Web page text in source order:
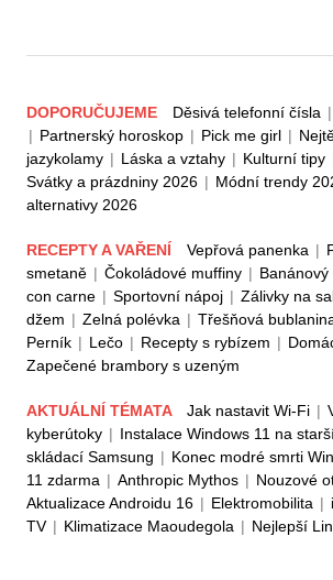
DOPORUČUJEME Děsivá telefonní čísla |
| Partnerský horoskop | Pick me girl |
jazykolamy | Láska a vztahy | Kulturní tipy
Svátky a prázdniny 2026 | Módní trendy
alternativy 2026
RECEPTY A VAŘENÍ Vepřová panenka |
smetaně | Čokoládové muffiny |
con carne | Sportovní nápoj | Zálivky na
džem | Zelná polévka | Třešňová
Perník | Lečo | Recepty s rybízem |
Zapečené brambory s uzeným
AKTUÁLNÍ TÉMATA Jak nastavit Wi-Fi |
kyberútoky | Instalace Windows 11 na
skládací Samsung | Konec modré smrti
11 zdarma | Anthropic Mythos | Nouzové
Aktualizace Androidu 16 | Elektromobilita |
TV | Klimatizace Maoudegola | Nejlepší